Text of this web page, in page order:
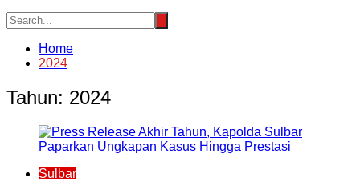
Home
2024
Tahun: 2024
Sulbar